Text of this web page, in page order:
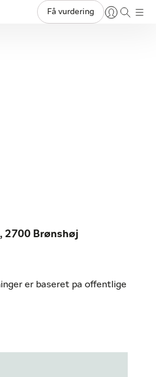
Få vurdering
2700 Brønshøj
er baseret pa offentlige